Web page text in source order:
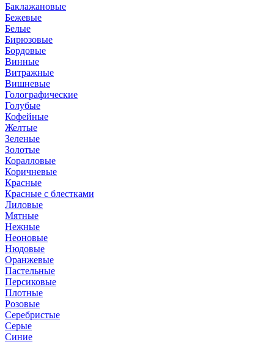
Баклажановые
Бежевые
Белые
Бирюзовые
Бордовые
Винные
Витражные
Вишневые
Голографические
Голубые
Кофейные
Желтые
Зеленые
Золотые
Коралловые
Коричневые
Красные
Красные с блестками
Лиловые
Мятные
Нежные
Неоновые
Нюдовые
Оранжевые
Пастельные
Персиковые
Плотные
Розовые
Серебристые
Серые
Синие